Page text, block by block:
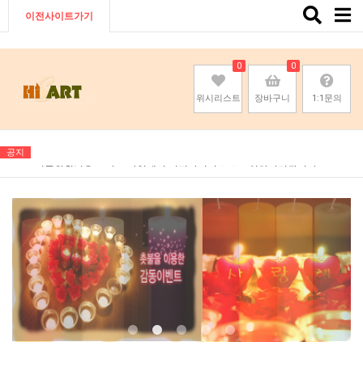
이전사이트가기
Toggle
위시리스트
0
장바구니
0
1:1문의
공지
기존회원님은 pc나 모바일에서 이전아이디로 로그인하시면됩니다
기존회원님은 pc나 모바일에서 이전아이디로 로그인하시면됩니다
기존회원님은 pc나 모바일에서 이전아이디로 로그인하시면됩니다
기존회원님은 pc나 모바일에서 이전아이디로 로그인하시면됩니다